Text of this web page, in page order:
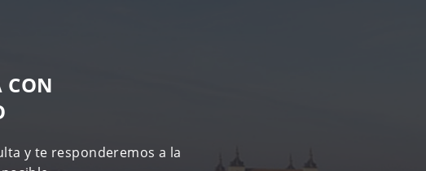
CON
y te responderemos a la